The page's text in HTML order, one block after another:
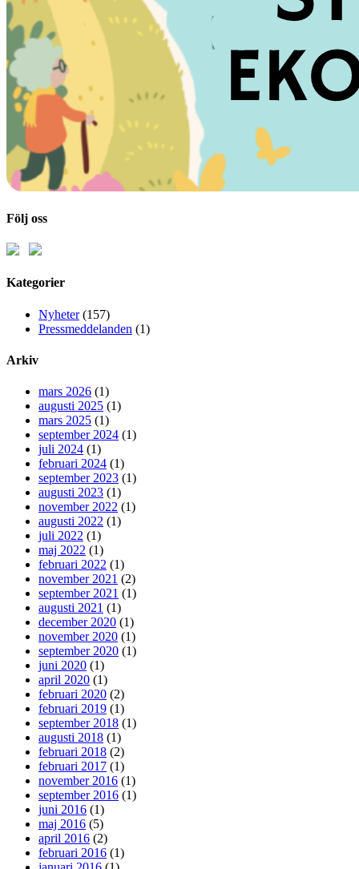
Följ oss
Kategorier
Nyheter(157)
Pressmeddelanden (1)
Arkiv
mars 2026 (1)
augusti 2025 (1)
mars 2025 (1)
september 2024 (1)
juli 2024 (1)
februari 2024 (1)
september 2023 (1)
augusti 2023 (1)
november 2022 (1)
augusti 2022 (1)
juli 2022 (1)
maj 2022 (1)
februari 2022 (1)
november 2021 (2)
september 2021 (1)
augusti 2021 (1)
december 2020 (1)
november 2020 (1)
september 2020 (1)
juni 2020 (1)
april 2020 (1)
februari 2020 (2)
februari 2019 (1)
september 2018 (1)
augusti 2018 (1)
februari 2018 (2)
februari 2017 (1)
november 2016 (1)
september 2016 (1)
juni 2016 (1)
maj 2016 (5)
april 2016 (2)
februari 2016 (1)